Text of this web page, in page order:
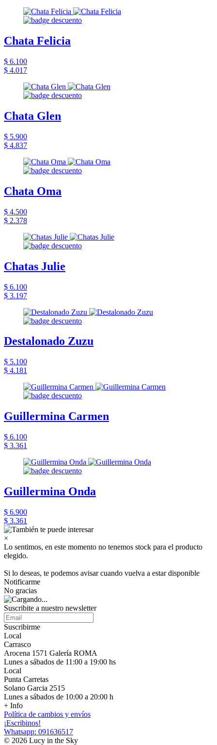
Chata Felicia
$ 6.100
$ 4.017
Chata Glen
$ 5.900
$ 4.837
Chata Oma
$ 4.500
$ 2.378
Chatas Julie
$ 6.100
$ 3.197
Destalonado Zuzu
$ 5.100
$ 4.181
Guillermina Carmen
$ 6.100
$ 3.361
Guillermina Onda
$ 6.900
$ 3.361
×
Lo sentimos, en este momento no tenemos stock para el producto
elegido.
Si lo deseas, te podemos avisar cuando vuelva a estar disponible
Notificarme
No gracias
Suscribite a nuestro newsletter
Suscribirme
Local
Carrasco
Arocena 1571 Galería ROMA
Lunes a sábados de 11:00 a 19:00 hs
Local
Punta Carretas
Solano Garcia 2515
Lunes a sábados de 10:00 a 20:00 h
+ Info
Política de cambios y envíos
¡Escribinos!
Whatsapp: 091636517
© 2026 Lucy in the Sky